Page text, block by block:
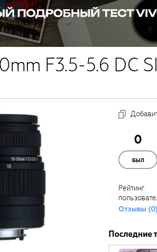
F3.5-5.6 DC
0
БЫЛ
Рейтинг
Отзывы (0)
Последние